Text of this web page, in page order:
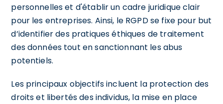
personnelles et d'établir un cadre juridique clair
pour les entreprises. Ainsi, le RGPD se fixe pour but
d’identifier des pratiques éthiques de traitement
des données tout en sanctionnant les abus
potentiels.
Les principaux objectifs incluent la protection des
droits et libertés des individus, la mise en place